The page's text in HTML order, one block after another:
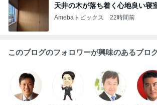
天井の木が落ち着く心地良い寝
Amebaトピックス 22時間前
このブログのフォロワーが興味のあるブロ